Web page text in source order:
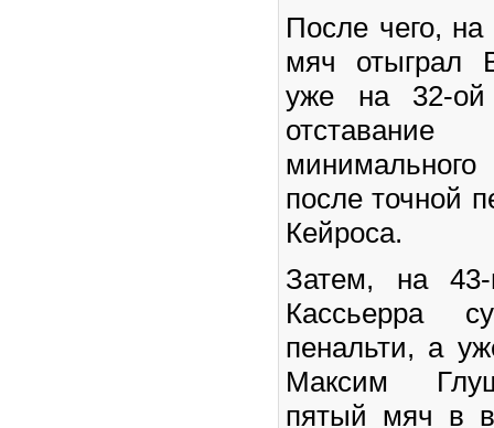
После чего,
мяч отыграл
уже на 32-ой
после точной
Кейроса.
Затем, на
Кассьерра
пенальти, а
Максим
пятый мяч в